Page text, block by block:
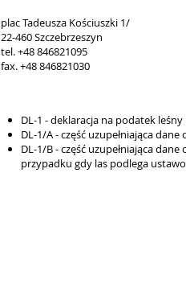
plac Tadeusza Kościuszki 1/
22-460 Szczebrzeszyn
tel. +48 846821095
fax. +48 846821030
DL-1 - deklaracja na podatek leśny
DL-1/A - część uzupełniająca
DL-1/B - część uzupełniająca
przypadku gdy las podlega